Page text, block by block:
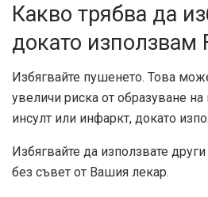
Какво трябва да
докато използвам
Избягвайте пушенето. Това
увеличи риска от образуване
инсулт или инфаркт, докато
Избягвайте да използвате
без съвет от Вашия лекар.